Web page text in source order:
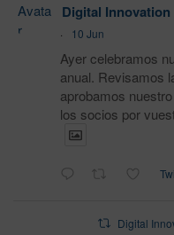
Avata
r
Digital
·
10 Jun
Ayer celebramos
anual. Revisamos
aprobamos
los socios por
Digital